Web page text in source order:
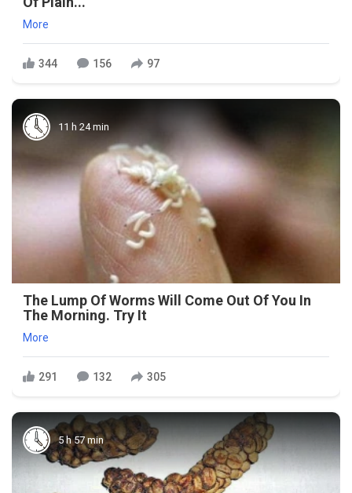
More
344 156 97
11 h 24 min
The Lump Of Worms Will Come Out Of You In
The Morning. Try It
More
291 132 305
5 h 57 min